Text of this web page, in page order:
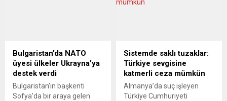
Bulgaristan’da NATO
üyesi ülkeler Ukrayna’ya
destek verdi
Bulgaristan’ın başkenti
Sofya’da bir araya gelen
Sistemde saklı tuzaklar:
Türkiye sevgisine
katmerli ceza mümkün
Almanya’da suç işleyen
Türkiye Cumhuriyeti